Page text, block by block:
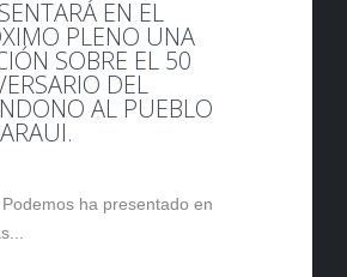
EN EL
PLENO UNA
SOBRE EL 50
DEL
AL PUEBLO
ha presentado en